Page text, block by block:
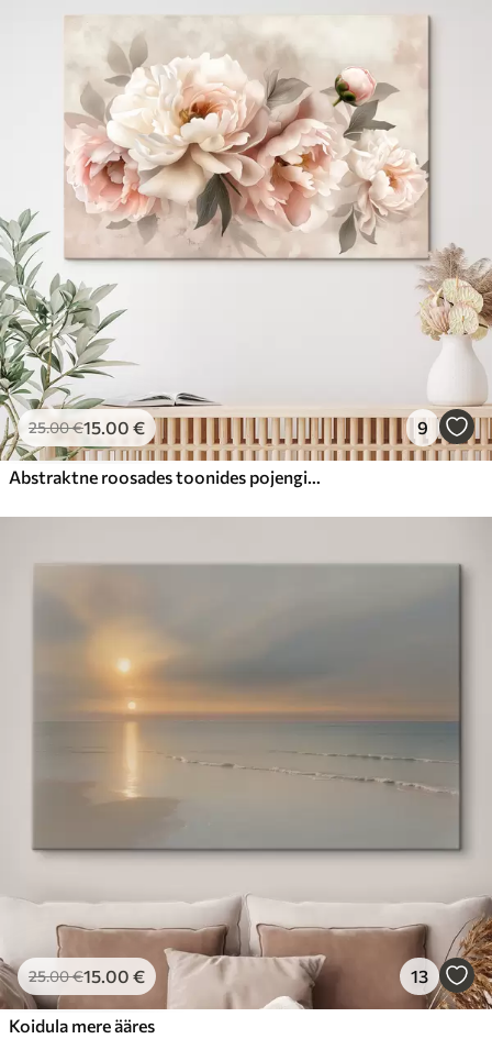
25.00€15.00 € 9
Abstraktne roosades toonides pojengide kimp
25.00€15.00 € 13
Koidula mere ääres